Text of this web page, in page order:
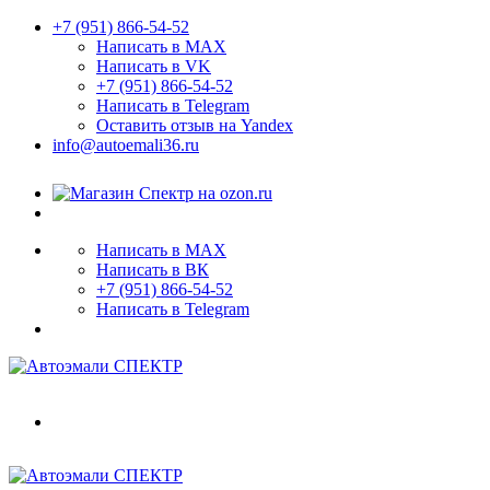
+7 (951) 866-54-52
Написать в MAX
Написать в VK
+7 (951) 866-54-52
Написать в Telegram
Оставить отзыв на Yandex
info@autoemali36.ru
Написать в MAX
Написать в ВК
+7 (951) 866-54-52
Написать в Telegram